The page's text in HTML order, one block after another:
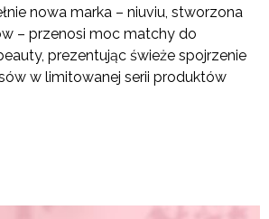
nowa marka – niuviu, stworzona
– przenosi moc matchy do
prezentując świeże spojrzenie
w limitowanej serii produktów